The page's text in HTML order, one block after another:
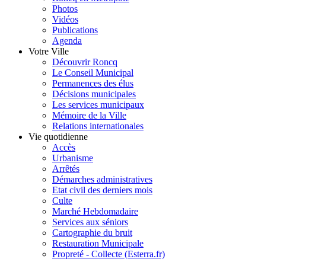
Photos
Vidéos
Publications
Agenda
Votre Ville
Découvrir Roncq
Le Conseil Municipal
Permanences des élus
Décisions municipales
Les services municipaux
Mémoire de la Ville
Relations internationales
Vie quotidienne
Accès
Urbanisme
Arrêtés
Démarches administratives
Etat civil des derniers mois
Culte
Marché Hebdomadaire
Services aux séniors
Cartographie du bruit
Restauration Municipale
Propreté - Collecte (Esterra.fr)